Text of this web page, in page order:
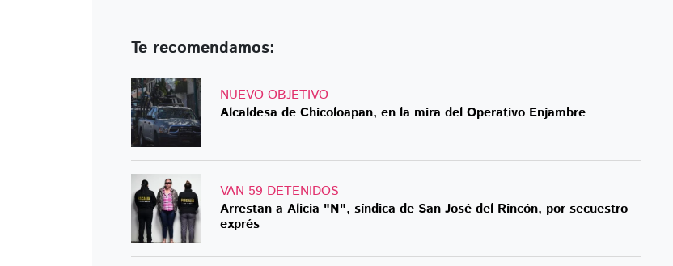
Te recomendamos:
NUEVO OBJETIVO
Alcaldesa de Chicoloapan, en la mira del Operativo Enjambre
VAN 59 DETENIDOS
Arrestan a Alicia "N", síndica de San José del Rincón, por secuestro
exprés